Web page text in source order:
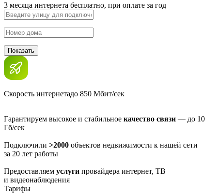
3 месяца интернета бесплатно, при оплате за год
Показать
Скорость интернетадо 850 Мбит/сек
Гарантируем высокое и стабильное качество связи — до 10
Гб/сек
Подключили >2000 объектов недвижимости к нашей сети
за 20 лет работы
Предоставляем услуги провайдера интернет, ТВ
и видеонаблюдения
Тарифы